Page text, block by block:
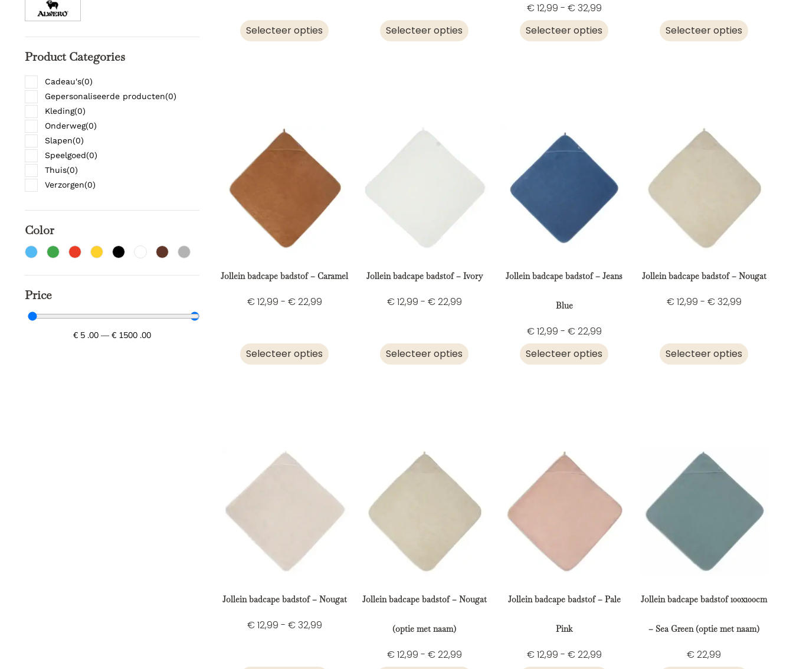
Product Categories
Cadeau's(0)
Gepersonaliseerde producten(0)
Kleding(0)
Onderweg(0)
Slapen(0)
Speelgoed(0)
Thuis(0)
Verzorgen(0)
Color
Price
€ 5 .00 —€ 1500 .00
Selecteer opties Selecteer opties
€12,99 - €32,99
Selecteer opties
Selecteer opties
Jollein badcape badstof – Caramel
€12,99 - €22,99
Selecteer opties
Jollein badcape badstof – Ivory
€12,99 - €22,99
Selecteer opties
Jollein badcape badstof – Jeans
Blue
€12,99 - €22,99
Selecteer opties
Jollein badcape badstof – Nougat
€12,99 - €32,99
Selecteer opties
Jollein badcape badstof – Nougat
€12,99 - €32,99
Jollein badcape badstof – Nougat
(optie met naam)
€12,99 - €22,99
Jollein badcape badstof – Pale
Pink
€12,99 - €22,99
Jollein badcape badstof 100x100cm
– Sea Green (optie met naam)
€22,99